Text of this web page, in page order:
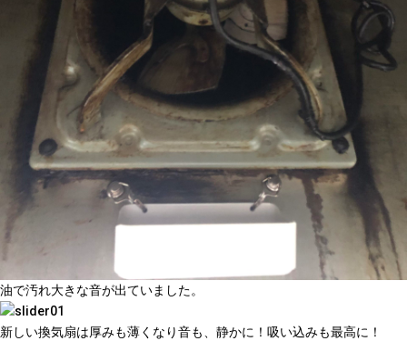
油で汚れ大きな音が出ていました。
新しい換気扇は厚みも薄くなり音も、静かに！吸い込みも最高に！